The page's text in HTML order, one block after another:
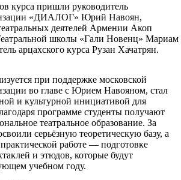
курса пришли руководитель
«ДИАЛОГ» Юрий Навоян,
деятелей Армении Акоп
школы «Гали Новенц» Мариам
арцахского курса Рузан Хачатрян.
при поддержке московской
во главе с Юрием Навояном, стал
и культурной инициативой для
программе студенты получают
театральное образование. За
серьёзную теоретическую базу, а
работе — подготовке
и этюдов, которые будут
учебном году.